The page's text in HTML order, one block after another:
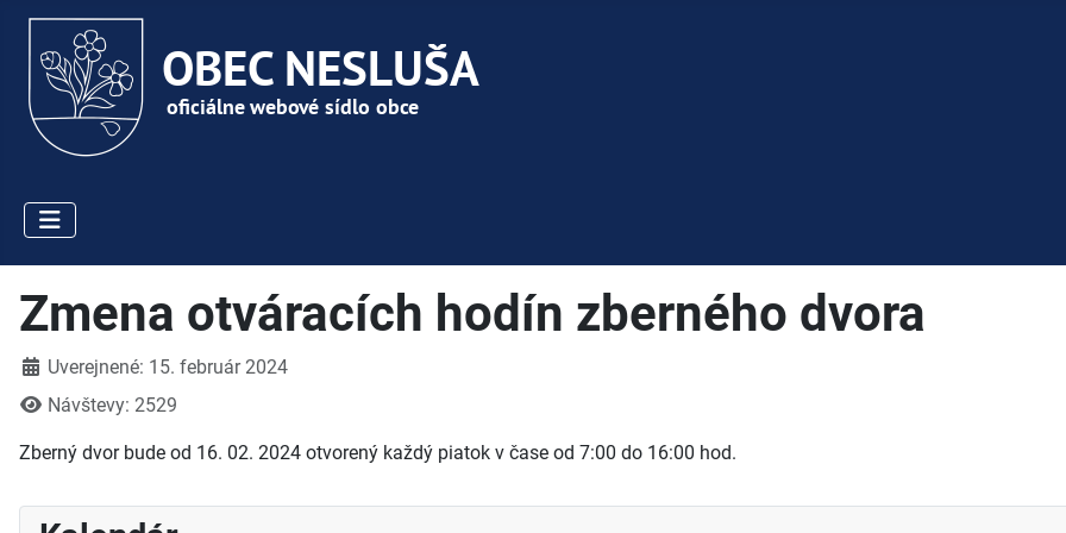
Zmena otváracích hodín zberného dvora
DetailyUverejnené: 15. február 2024
Návštevy: 2529
Zberný dvor bude od 16. 02. 2024 otvorený každý piatok v čase od 7:00 do 16:00 hod.